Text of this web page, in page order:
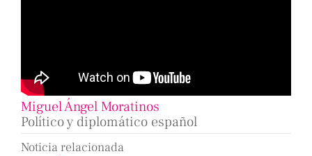
Miguel Ángel Moratinos
Político y diplomático español
Noticia relacionada